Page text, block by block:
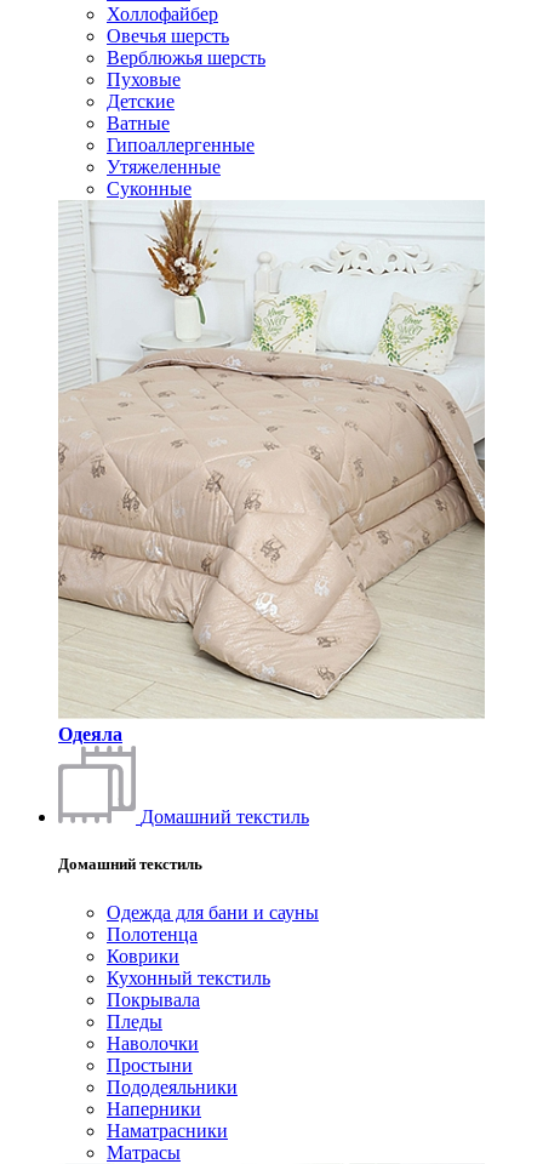
Холлофайбер
Овечья шерсть
Верблюжья шерсть
Пуховые
Детские
Ватные
Гипоаллергенные
Утяжеленные
Суконные
Одеяла
Домашний текстиль
Домашний текстиль
Одежда для бани и сауны
Полотенца
Коврики
Кухонный текстиль
Покрывала
Пледы
Наволочки
Простыни
Пододеяльники
Наперники
Наматрасники
Матрасы